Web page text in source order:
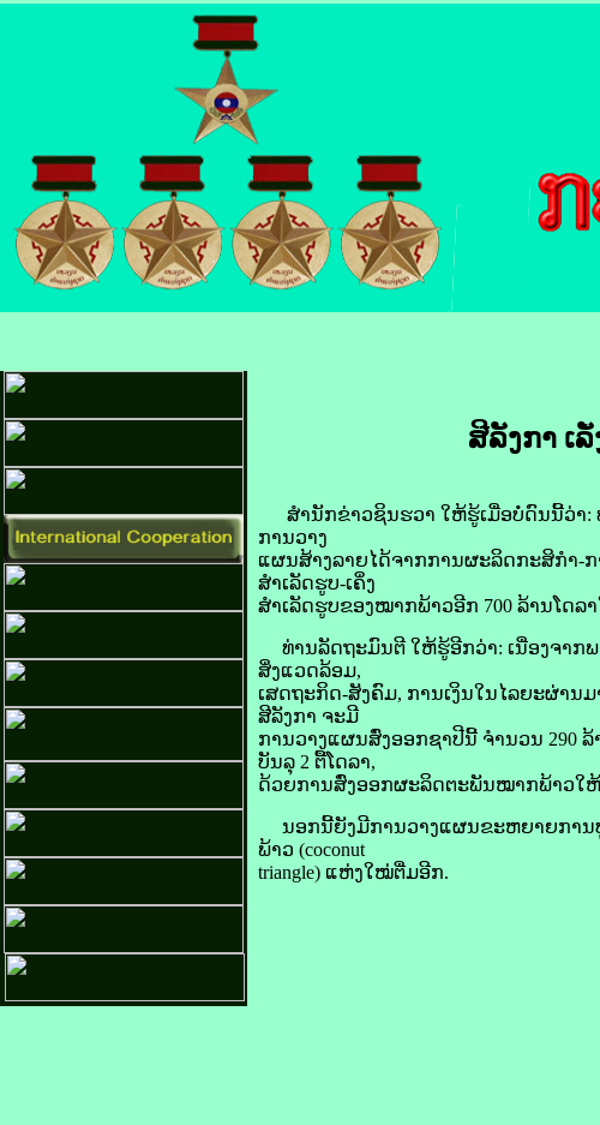
ສີ​ລັງກາ ເ
ສຳນັກ​ຂ່າວ​ຊິນ​ຮວາ​ ໃຫ້​ຮູ້ເມື່ອ​ບໍ່​ດົນ​ນີ້​ວ່າ:
ການ​ວາງ
ແຜນ​ສ້າງ​ລາຍ​ໄດ້​ຈາກ​ການ​ຜະລິດ​ກະສິກຳ-
ສຳເລັດ​ຮູບ-ເຄິ່ງ​
ສຳເລັດ​ຮູບ​ຂອງ​ໝາກພ້າວ​ອີກ 700 ລ້ານ​ໂດ​ລາ
ທ່ານ​ລັດຖະມົນຕີ ໃຫ້​ຮູ້​ອີ​ກວ່າ: ເນື່ອງ​ຈາກ
ສິ່ງແວດລ້ອມ,
ເສດຖະກິດ-ສັງຄົມ, ການ​ເງິນ​ໃນ​ໄລຍະ​ຜ່າ
ສີ​ລັງກາ ຈະ​ມີ​
ການ​ວາງ​ແຜນ​ສົ່ງ​ອອກ​ຊາປີ​ນີ້ ຈຳນວນ 290
ບັນລຸ 2 ຕື້​ໂດ​ລາ,
ດ້ວຍ​ການ​ສົ່ງ​ອອກ​ຜະລິດ​ຕະ​ພັນ​ໝາກພ້າວ​ໃ
ນອກ​ນີ້​ຍັງ​ມີ​ການ​ວາງ​ແຜນ​ຂະຫຍາຍ​ການ​
ພ້າວ (coconut
triangle) ແຫ່ງ​ໃໝ່​ຕື່ມ​ອີກ.